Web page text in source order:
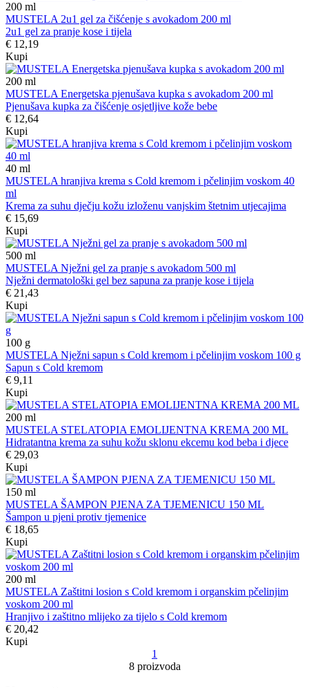
200 ml
MUSTELA 2u1 gel za čišćenje s avokadom 200 ml
2u1 gel za pranje kose i tijela
€ 12,19
Kupi
200 ml
MUSTELA Energetska pjenušava kupka s avokadom 200 ml
Pjenušava kupka za čišćenje osjetljive kože bebe
€ 12,64
Kupi
40 ml
MUSTELA hranjiva krema s Cold kremom i pčelinjim voskom 40
ml
Krema za suhu dječju kožu izloženu vanjskim štetnim utjecajima
€ 15,69
Kupi
500 ml
MUSTELA Nježni gel za pranje s avokadom 500 ml
Nježni dermatološki gel bez sapuna za pranje kose i tijela
€ 21,43
Kupi
100 g
MUSTELA Nježni sapun s Cold kremom i pčelinjim voskom 100 g
Sapun s Cold kremom
€ 9,11
Kupi
200 ml
MUSTELA STELATOPIA EMOLIJENTNA KREMA 200 ML
Hidratantna krema za suhu kožu sklonu ekcemu kod beba i djece
€ 29,03
Kupi
150 ml
MUSTELA ŠAMPON PJENA ZA TJEMENICU 150 ML
Šampon u pjeni protiv tjemenice
€ 18,65
Kupi
200 ml
MUSTELA Zaštitni losion s Cold kremom i organskim pčelinjim
voskom 200 ml
Hranjivo i zaštitno mlijeko za tijelo s Cold kremom
€ 20,42
Kupi
1
8 proizvoda